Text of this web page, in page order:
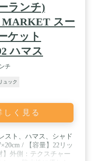
ランチ)
MARKET スー
ケット
ハマス
チ
ュック
しく見る
スト、ハマス、シャド
/ 【容量】22リッ
】外側：テクスチャー